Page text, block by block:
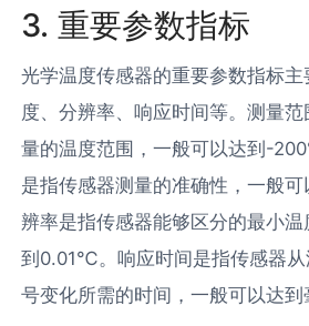
3. 重要参数指标
光学温度传感器的重要参数指标
度、分辨率、响应时间等。测量
量的温度范围，一般可以达到-
是指传感器测量的准确性，一般
辨率是指传感器能够区分的最小
到0.01℃。响应时间是指传感器从
号变化所需的时间，一般可以达到